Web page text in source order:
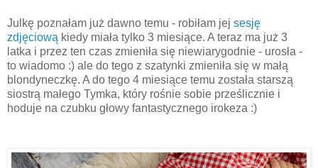
Julkę poznałam już dawno temu - robiłam jej sesję
zdjęciową kiedy miała tylko 3 miesiące. A teraz ma już 3
latka i przez ten czas zmieniła się niewiarygodnie - urosła -
to wiadomo :) ale do tego z szatynki zmieniła się w małą
blondyneczkę. A do tego 4 miesiące temu została starszą
siostrą małego Tymka, który rośnie sobie prześlicznie i
hoduje na czubku głowy fantastycznego irokeza :)